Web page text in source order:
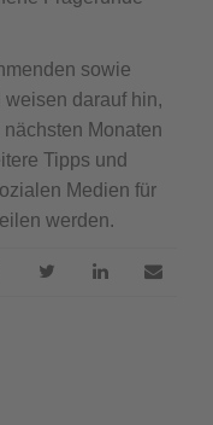
sowie
darauf hin,
Monaten
Tipps und
Medien für
werden.